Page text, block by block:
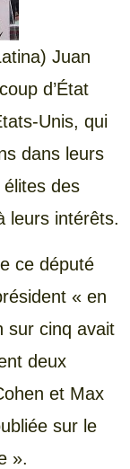
Juan
d’État
Unis, qui
dans leurs
des
leurs intérêts.
ce député
« en
sur cinq avait
deux
et Max
sur le
».